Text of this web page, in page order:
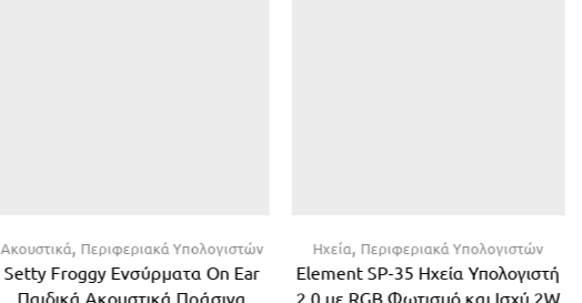
Ακουστικά, Περιφεριακά Υπολογιστών
Setty Froggy Ενσύρματα On Ear
Παιδικά Ακουστικά Πράσινα
Ηχεία, Περιφεριακά Υπολογιστών
Element SP-35 Ηχεία Υπολογιστή
2.0 με RGB Φωτισμό και Ισχύ 2W